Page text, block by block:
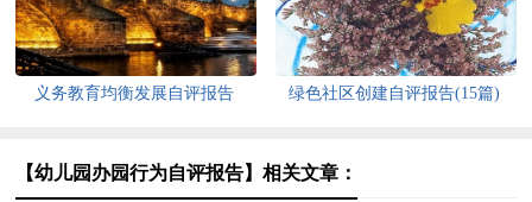
义务教育均衡发展自评报告 绿色社区创建自评报告(15篇)
【幼儿园办园行为自评报告】相关文章：